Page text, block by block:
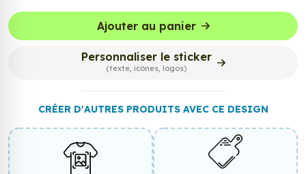
Ajouter au panier
Personnaliser le sticker
(texte, icônes, logos)
CRÉER D'AUTRES PRODUITS AVEC CE DESIGN